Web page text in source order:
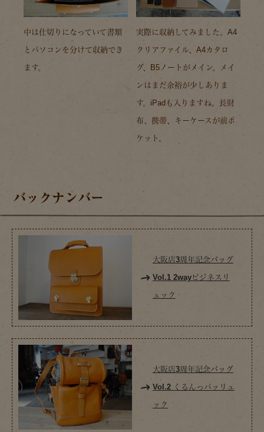
中は仕切りになっていて書類
とパソコンを分けて収納でき
ます。
実際に収納してみました。A4
クリアファイル、A4カタロ
グ、B5ノートがメイン。メイ
ンはまだ余裕が少しありま
す。iPadも入りますね。長財
布、携帯、キーケースが前ポ
ケット。
バックナンバー
大阪店3周年記念バッグ
Vol.1 2wayビジネスリ
ュック
大阪店3周年記念バッグ
Vol.2 くるんっパッリュ
ック